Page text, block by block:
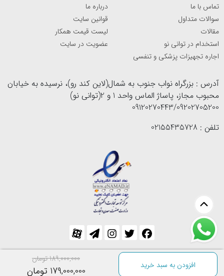
افزودن به سبد خرید
189,000,000 تومان
179,000,000 تومان
تماس با ما
درباره ما
سوالات متداول
قوانین سایت
مقالات
لیست قیمت همکار
استخدام در توانی نو
عضویت در سایت
اجاره تجهیزات پزشکی و تنفسی
آدرس : بزرگراه نواب جنوب به شمال(لاین کند رو)، نرسیده به خیابان
محبوب مجاز، پاساژ الماس واحد 1 و 2(توانی نو)
09120270443/09202705200
تلفن : 02155435728
تمامی حقوق مادی و معنوی این سایت متعلق به سایت تجهیزات پزشکی توانی نو | خرید اینترنتی کالا و تجهیزات